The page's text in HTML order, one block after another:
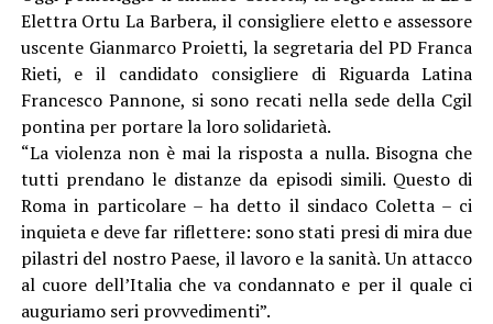
Elettra Ortu La Barbera, il consigliere eletto e assessore
uscente Gianmarco Proietti, la segretaria del PD Franca
Rieti, e il candidato consigliere di Riguarda Latina
Francesco Pannone, si sono recati nella sede della Cgil
pontina per portare la loro solidarietà.
“La violenza non è mai la risposta a nulla. Bisogna che
tutti prendano le distanze da episodi simili. Questo di
Roma in particolare – ha detto il sindaco Coletta – ci
inquieta e deve far riflettere: sono stati presi di mira due
pilastri del nostro Paese, il lavoro e la sanità. Un attacco
al cuore dell’Italia che va condannato e per il quale ci
auguriamo seri provvedimenti”.